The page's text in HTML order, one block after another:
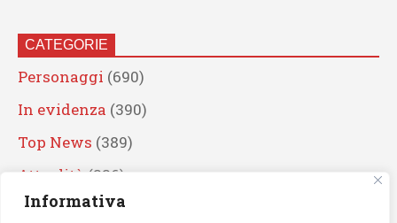
Informativa
CATEGORIE
Personaggi (690)
In evidenza (390)
Top News (389)
Attualità (336)
Eventi(330)